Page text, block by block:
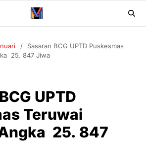
Sasaran BCG UPTD Puskesmas
25. 847 Jiwa
UPTD
Teruwai
25. 847